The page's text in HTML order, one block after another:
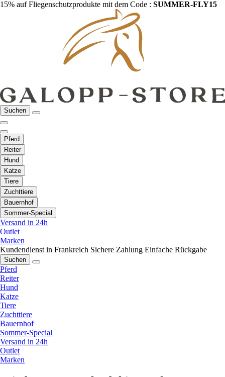
15% auf Fliegenschutzprodukte mit dem Code : SUMMER-FLY15
Suchen
Pferd
Reiter
Hund
Katze
Tiere
Zuchttiere
Bauernhof
Sommer-Special
Versand in 24h
Outlet
Marken
Kundendienst in Frankreich Sichere Zahlung Einfache Rückgabe
Suchen
Pferd
Reiter
Hund
Katze
Tiere
Zuchttiere
Bauernhof
Sommer-Special
Versand in 24h
Outlet
Marken